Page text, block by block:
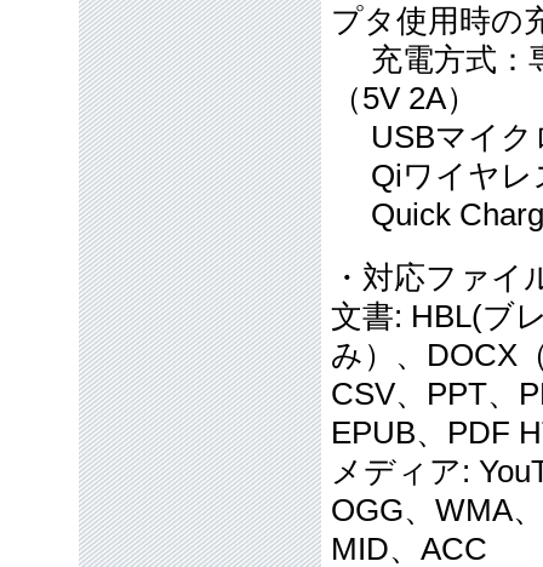
プタ使用時の
充電方式：
（5V 2A）
USBマイク
Qiワイヤレ
Quick
・対応ファイ
文書: HBL(ブ
み）、DOCX
CSV、PPT、
EPUB、PDF
メディア:
OGG、WMA
MID、ACC